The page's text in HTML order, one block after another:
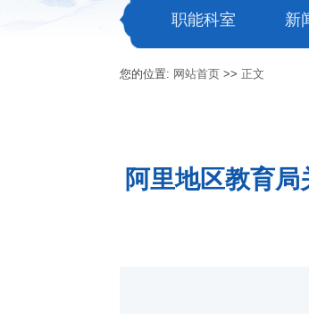
职能科室 新
您的位置: 网站首页 >>正文
阿里地区教育